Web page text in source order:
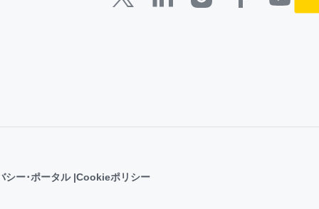
シー･ポータル Cookieポリシー